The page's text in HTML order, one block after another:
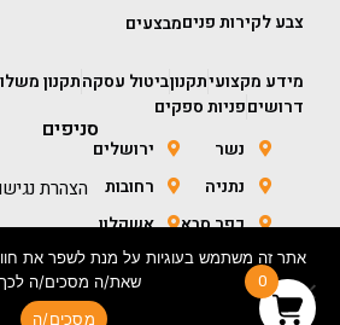
צבע לקירות פניםמבצעים
מידע מקצועיתקנוןביטול עסקהתקנון
דרושיםפניות ספקים
סניפים
נשר
נתניה
כפר סבא
חולון
ירושלים
רחובות
אשקלון
באר שבע
הצהרת
0
אתר זה משתמש בעוגיות על מנת לשפר את
שאת/ה מסכים/ה לכך
מסכים/ה